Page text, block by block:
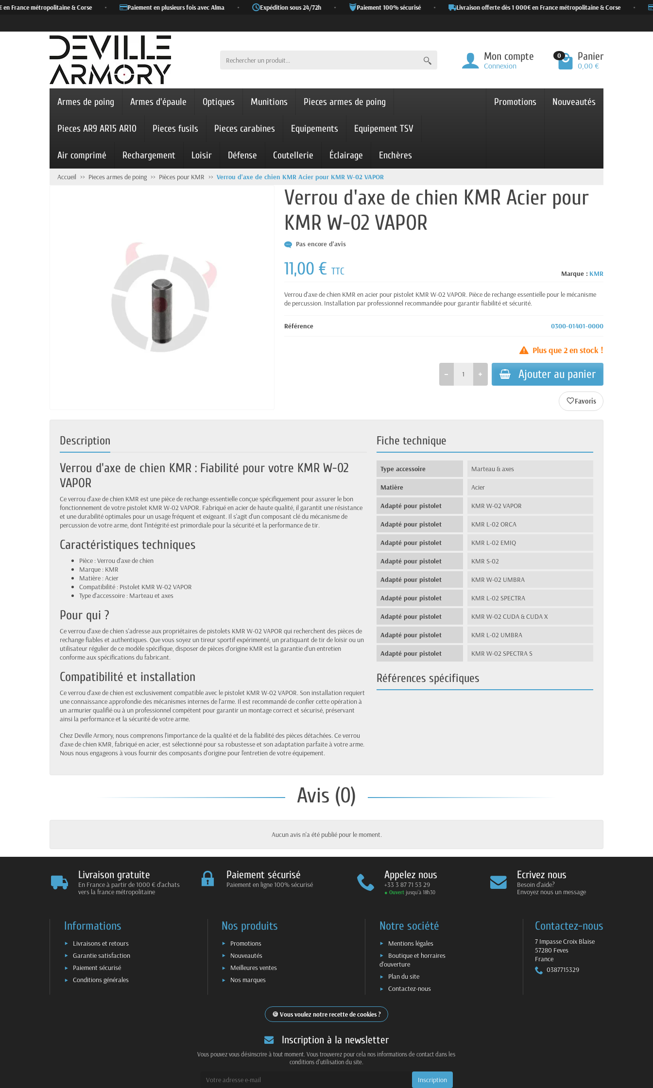
France métropolitaine & Corse Paiement en plusieurs fois avec Alma Expédition sous 24/72h Paiement 100% sécurisé Livraison offerte dès 1 000€ en France métropolitaine & Corse
Mon compte
Connexion
0 Panier
0,00 €
Armes de poing Armes d'épaule Optiques Munitions Pieces armes de poing
Pieces AR9 AR15 AR10 Pieces fusils Pieces carabines Equipements Equipement TSV
Air comprimé Rechargement Loisir Défense Coutellerie Éclairage Enchères
Promotions Nouveautés
Accueil Pieces armes de poing Pièces pour KMR Verrou d'axe de chien KMR Acier pour KMR W-02 VAPOR
Verrou d'axe de chien KMR Acier pour
KMR W-02 VAPOR
Pas encore d'avis
Marque : KMR
11,00 €TTC
Verrou d'axe de chien KMR en acier pour pistolet KMR W-02 VAPOR. Pièce de rechange essentielle pour le mécanisme
de percussion. Installation par professionnel recommandée pour garantir fiabilité et sécurité.
Référence 0300-01401-0000
Plus que2en stock !
Ajouter au panier
favorite_border
Description
Verrou d'axe de chien KMR : Fiabilité pour votre KMR W-02
VAPOR
Ce verrou d'axe de chien KMR est une pièce de rechange essentielle conçue spécifiquement pour assurer le bon
fonctionnement de votre pistolet KMR W-02 VAPOR. Fabriqué en acier de haute qualité, il garantit une résistance
et une durabilité optimales pour un usage fréquent et exigeant. Il s'agit d'un composant clé du mécanisme de
percussion de votre arme, dont l'intégrité est primordiale pour la sécurité et la performance de tir.
Caractéristiques techniques
Pièce : Verrou d'axe de chien
Marque : KMR
Matière : Acier
Compatibilité : Pistolet KMR W-02 VAPOR
Type d'accessoire : Marteau et axes
Pour qui ?
Ce verrou d'axe de chien s'adresse aux propriétaires de pistolets KMR W-02 VAPOR qui recherchent des pièces de
rechange fiables et authentiques. Que vous soyez un tireur sportif expérimenté, un pratiquant de tir de loisir ou un
utilisateur régulier de ce modèle spécifique, disposer de pièces d'origine KMR est la garantie d'un entretien
conforme aux spécifications du fabricant.
Compatibilité et installation
Ce verrou d'axe de chien est exclusivement compatible avec le pistolet KMR W-02 VAPOR. Son installation requiert
une connaissance approfondie des mécanismes internes de l'arme. Il est recommandé de confier cette opération à
un armurier qualifié ou à un professionnel compétent pour garantir un montage correct et sécurisé, préservant
ainsi la performance et la sécurité de votre arme.
Chez Deville Armory, nous comprenons l'importance de la qualité et de la fiabilité des pièces détachées. Ce verrou
d'axe de chien KMR, fabriqué en acier, est sélectionné pour sa robustesse et son adaptation parfaite à votre arme.
Nous nous engageons à vous fournir des composants d'origine pour l'entretien de votre équipement.
Fiche technique
Type accessoire Marteau & axes
Matière Acier
Adapté pour pistolet KMR W-02 VAPOR
Adapté pour pistolet KMR L-02 ORCA
Adapté pour pistolet KMR L-02 EMIQ
Adapté pour pistolet KMR S-02
Adapté pour pistolet KMR W-02 UMBRA
Adapté pour pistolet KMR L-02 SPECTRA
Adapté pour pistolet KMR W-02 CUDA & CUDA X
Adapté pour pistolet KMR L-02 UMBRA
Adapté pour pistolet KMR W-02 SPECTRA S
Références spécifiques
Avis (0)
Aucun avis n'a été publié pour le moment.
Livraison gratuite
En France à partir de 1000 € d'achats
vers la france métropolitaine
Paiement sécurisé
Paiement en ligne 100% sécurisé
Appelez nous
+33 3 87 71 53 29
● Ouvertjusqu’à 18h30
Ecrivez nous
Besoin d'aide?
Envoyez nous un message
Informations
Livraisons et retours
Garantie satisfaction
Paiement sécurisé
Conditions générales
Nos produits
Promotions
Nouveautés
Meilleures ventes
Nos marques
Notre société
Mentions légales
Boutique et horraires
d'ouverture
Plan du site
Contactez-nous
Contactez-nous
7 Impasse Croix Blaise
57280 Feves
France
0387715329
Vous voulez notre recette de cookies ?
Inscription à la newsletter
Vous pouvez vous désinscrire à tout moment. Vous trouverez pour cela nos informations de contact dans les
conditions d'utilisation du site.